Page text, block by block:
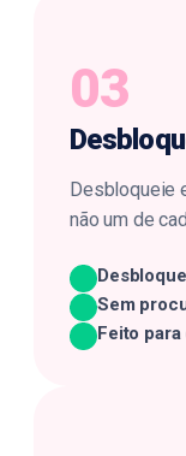
03
Desbloqueie
não um de
Sem
Feito